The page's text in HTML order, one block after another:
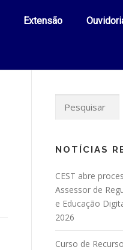
Extensão
NOTÍCIAS
CEST abre
Assessor de
e Educação
2026
Curso de